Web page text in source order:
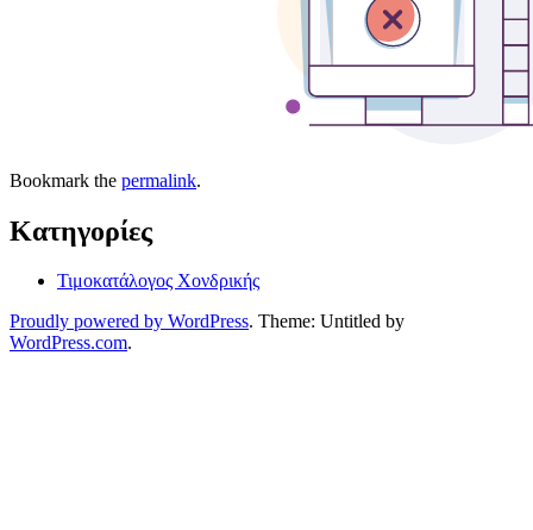
Bookmark the permalink.
Kατηγορίες
Τιμοκατάλογος Χονδρικής
Proudly powered by WordPress. Theme: Untitled by
WordPress.com.